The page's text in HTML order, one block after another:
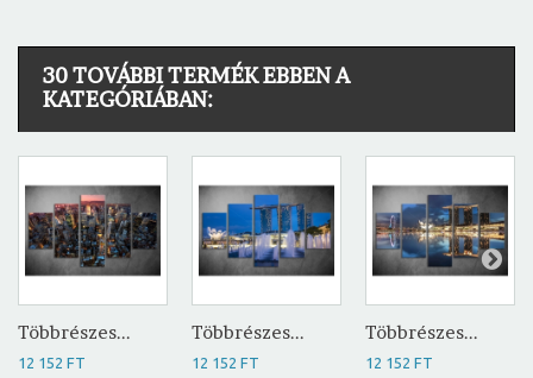
30 TOVÁBBI TERMÉK EBBEN A
KATEGÓRIÁBAN:
Többrészes...
12 152 FT
Többrészes...
12 152 FT
Többrészes...
12 152 FT